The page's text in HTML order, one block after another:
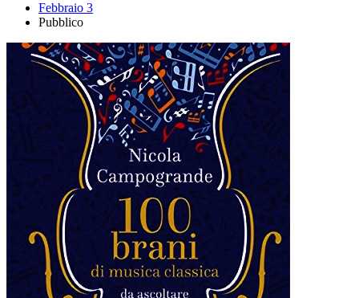
Febbraio 3
Pubblico